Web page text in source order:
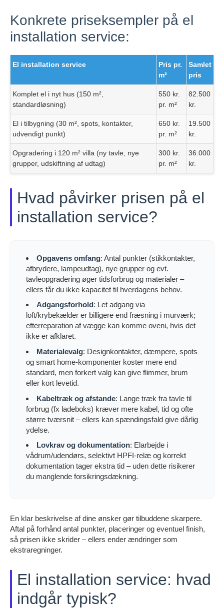
Konkrete priseksempler på el
installation service:
El installation service
Pris pr.
m²
Samlet
pris
Komplet el i nyt hus (150 m²,
standardløsning)
550 kr.
pr. m²
82.500
kr.
El i tilbygning (30 m², spots, kontakter,
udvendigt punkt)
650 kr.
pr. m²
19.500
kr.
Opgradering i 120 m² villa (ny tavle, nye
grupper, udskiftning af udtag)
300 kr.
pr. m²
36.000
kr.
Hvad påvirker prisen på el
installation service?
Opgavens omfang: Antal punkter (stikkontakter,
afbrydere, lampeudtag), nye grupper og evt.
tavleopgradering øger tidsforbrug og materialer –
ellers får du ikke kapacitet til hverdagens behov.
Adgangsforhold: Let adgang via
loft/krybekælder er billigere end fræsning i murværk;
efterreparation af vægge kan komme oveni, hvis det
ikke er afklaret.
Materialevalg: Designkontakter, dæmpere, spots
og smart home-komponenter koster mere end
standard, men forkert valg kan give flimmer, brum
eller kort levetid.
Kabeltræk og afstande: Lange træk fra tavle til
forbrug (fx ladeboks) kræver mere kabel, tid og ofte
større tværsnit – ellers kan spændingsfald give dårlig
ydelse.
Lovkrav og dokumentation: Elarbejde i
vådrum/udendørs, selektivt HPFI-relæ og korrekt
dokumentation tager ekstra tid – uden dette risikerer
du manglende forsikringsdækning.
En klar beskrivelse af dine ønsker gør tilbuddene skarpere.
Aftal på forhånd antal punkter, placeringer og eventuel finish,
så prisen ikke skrider – ellers ender ændringer som
ekstraregninger.
El installation service: hvad
indgår typisk?